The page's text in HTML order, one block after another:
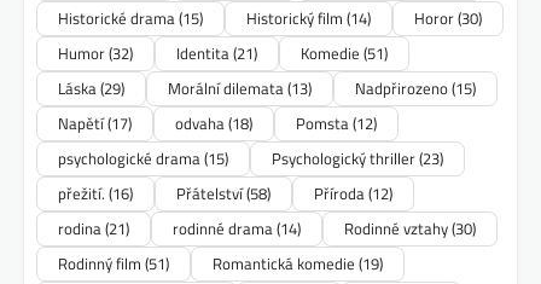
Historické drama(15) Historický film (14) Horor(30)
Humor(32) Identita(21) Komedie (51)
Láska(29) Morální dilemata(13) Nadpřirozeno(15)
Napětí(17) odvaha(18) Pomsta(12)
psychologické drama(15) Psychologický thriller(23)
přežití. (16) Přátelství(58) Příroda(12)
rodina(21) rodinné drama(14) Rodinné vztahy(30)
Rodinný film (51) Romantická komedie (19)